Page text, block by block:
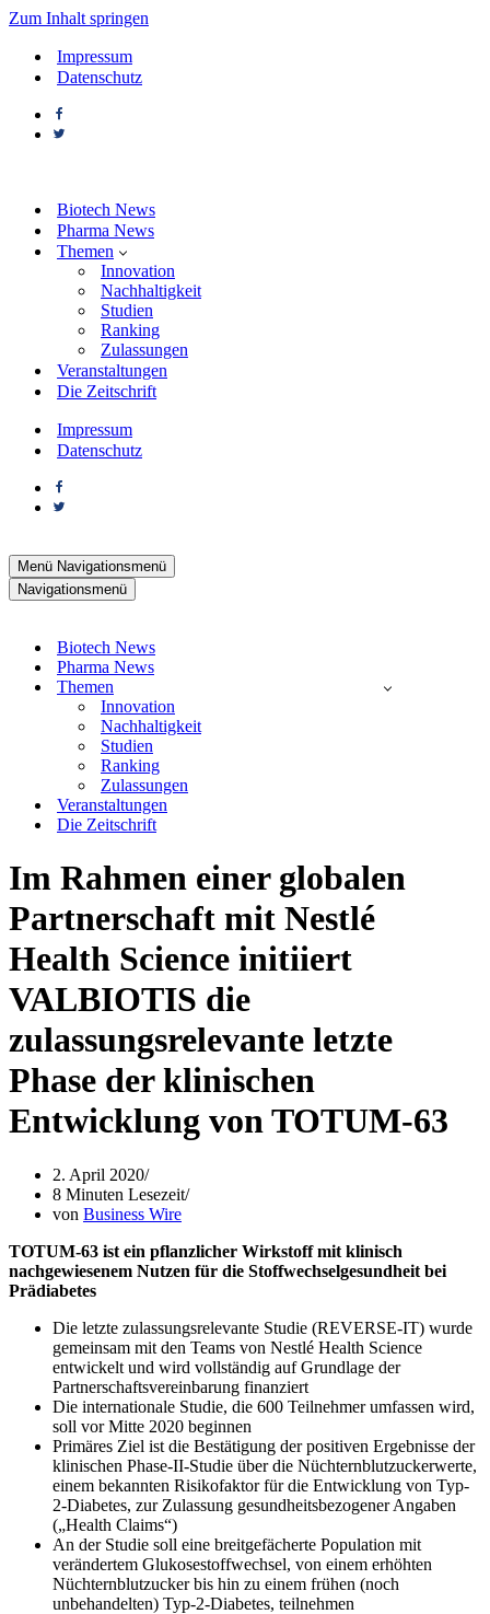
Zum Inhalt springen
Impressum
Datenschutz
Biotech News
Pharma News
Themen
Innovation
Nachhaltigkeit
Studien
Ranking
Zulassungen
Veranstaltungen
Die Zeitschrift
Impressum
Datenschutz
Menü Navigationsmenü
Navigationsmenü
Biotech News
Pharma News
Themen
Innovation
Nachhaltigkeit
Studien
Ranking
Zulassungen
Veranstaltungen
Die Zeitschrift
Im Rahmen einer globalen
Partnerschaft mit Nestlé
Health Science initiiert
VALBIOTIS die
zulassungsrelevante letzte
Phase der klinischen
Entwicklung von TOTUM-63
2. April 2020
8 Minuten Lesezeit
von Business Wire
TOTUM-63 ist ein pflanzlicher Wirkstoff mit klinisch
nachgewiesenem Nutzen für die Stoffwechselgesundheit bei
Prädiabetes
Die letzte zulassungsrelevante Studie (REVERSE-IT) wurde
gemeinsam mit den Teams von Nestlé Health Science
entwickelt und wird vollständig auf Grundlage der
Partnerschaftsvereinbarung finanziert
Die internationale Studie, die 600 Teilnehmer umfassen wird,
soll vor Mitte 2020 beginnen
Primäres Ziel ist die Bestätigung der positiven Ergebnisse der
klinischen Phase-II-Studie über die Nüchternblutzuckerwerte,
einem bekannten Risikofaktor für die Entwicklung von Typ-
2-Diabetes, zur Zulassung gesundheitsbezogener Angaben
(„Health Claims“)
An der Studie soll eine breitgefächerte Population mit
verändertem Glukosestoffwechsel, von einem erhöhten
Nüchternblutzucker bis hin zu einem frühen (noch
unbehandelten) Typ-2-Diabetes, teilnehmen